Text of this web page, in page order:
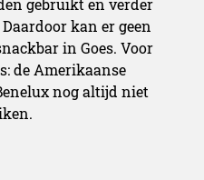
gebruikt en verder
kan er geen
in Goes. Voor
de Amerikaanse
nog altijd niet